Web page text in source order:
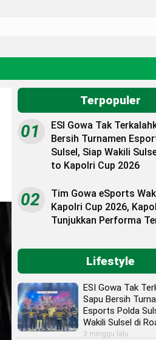
Terpopuler
01
ESI Gowa Tak
Bersih Turnamen
Sulsel, Siap Wakili
to Kapolri Cup 2026
02
Tim Gowa eSports
Kapolri Cup 2026,
Tunjukkan Performa
Lifestyle
ESI Gowa Tak
Sapu Bersih
Esports Polda
Wakili Sulsel di
Kapolri Cup 2026
3 minggu lalu